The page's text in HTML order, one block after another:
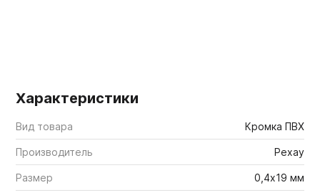
Характеристики
Вид товара Кромка ПВХ
Производитель Рехау
Размер 0,4х19 мм